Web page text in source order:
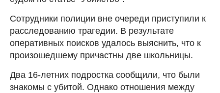
Сотрудники полиции вне очереди приступили к
расследованию трагедии. В результате
оперативных поисков удалось выяснить, что к
произошедшему причастны две школьницы.
Два 16-летних подростка сообщили, что были
знакомы с убитой. Однако отношения между